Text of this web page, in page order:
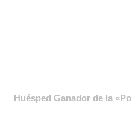
Huésped Ganador de la